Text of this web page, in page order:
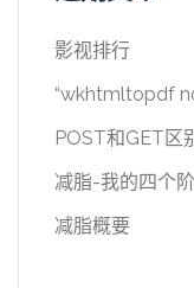
影视排行
“wkhtmltopdf
POST和GET区
减脂-我的四个
减脂概要